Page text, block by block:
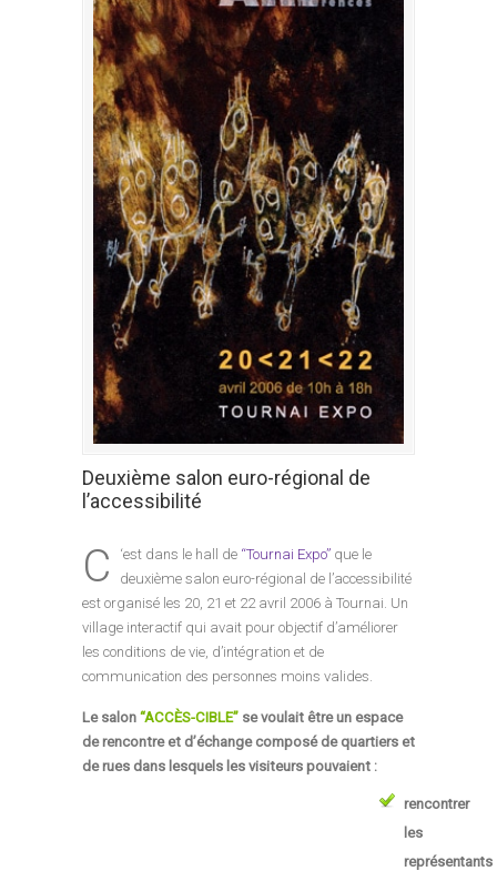
Deuxième salon euro-régional de
l’accessibilité
C ‘est dans le hall de “Tournai Expo” que le
deuxième salon euro-régional de l’accessibilité
est organisé les 20, 21 et 22 avril 2006 à Tournai. Un
village interactif qui avait pour objectif d’améliorer
les conditions de vie, d’intégration et de
communication des personnes moins valides.
Le salon “ACCÈS-CIBLE” se voulait être un espace
de rencontre et d’échange composé de quartiers et
de rues dans lesquels les visiteurs pouvaient :
rencontrer
les
représentants